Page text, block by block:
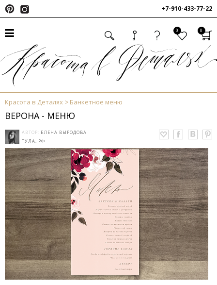
+7-910-433-77-22
0 0
Красота в Деталях Банкетное меню
ВЕРОНА - МЕНЮ
АВТОР: ЕЛЕНА ВЫРОДОВА
ТУЛА, РФ